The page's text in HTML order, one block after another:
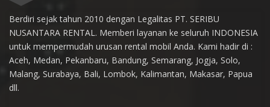
Berdiri sejak tahun 2010 dengan Legalitas PT. SERIBU
NUSANTARA RENTAL. Memberi layanan ke seluruh INDONESIA
untuk mempermudah urusan rental mobil Anda. Kami hadir di :
Aceh, Medan, Pekanbaru, Bandung, Semarang, Jogja, Solo,
Malang, Surabaya, Bali, Lombok, Kalimantan, Makasar, Papua
dll.